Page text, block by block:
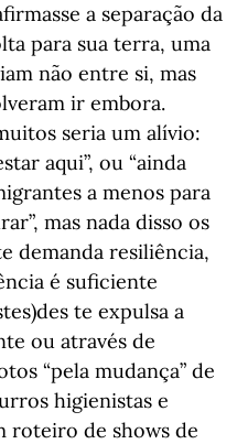
a separação da
para sua terra, uma
não entre si, mas
ir embora.
seria um alívio:
aqui”, ou “ainda
a menos para
mas nada disso os
demanda resiliência,
é suficiente
te expulsa a
ou através de
“pela mudança” de
higienistas e
roteiro de shows de